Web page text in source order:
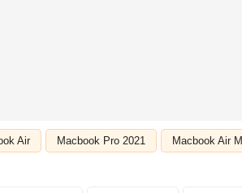
Air Macbook Pro 2021 Macbook Air